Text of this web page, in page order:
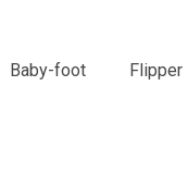
Baby-foot Flipper